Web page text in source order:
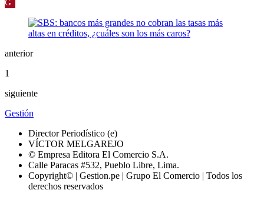
G
anterior
1
siguiente
Gestión
Director Periodístico (e)
VÍCTOR MELGAREJO
© Empresa Editora El Comercio S.A.
Calle Paracas #532, Pueblo Libre, Lima.
Copyright© | Gestion.pe | Grupo El Comercio | Todos los
derechos reservados